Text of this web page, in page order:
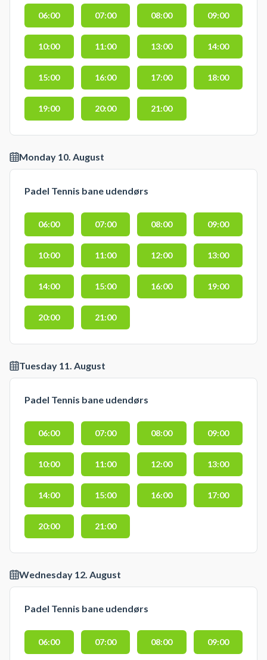
06:00 07:00 08:00 09:00
10:00 11:00 13:00 14:00
15:00 16:00 17:00 18:00
19:00 20:00 21:00
Monday 10. August
Padel Tennis bane udendørs
06:00 07:00 08:00 09:00
10:00 11:00 12:00 13:00
14:00 15:00 16:00 19:00
20:00 21:00
Tuesday 11. August
Padel Tennis bane udendørs
06:00 07:00 08:00 09:00
10:00 11:00 12:00 13:00
14:00 15:00 16:00 17:00
20:00 21:00
Wednesday 12. August
Padel Tennis bane udendørs
06:00 07:00 08:00 09:00